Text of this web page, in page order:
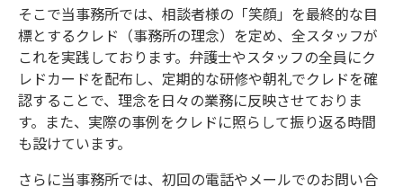
そこで当事務所では、相談者様の「笑顔」を最終的な目
標とするクレド（事務所の理念）を定め、全スタッフが
これを実践しております。弁護士やスタッフの全員にク
レドカードを配布し、定期的な研修や朝礼でクレドを確
認することで、理念を日々の業務に反映させておりま
す。また、実際の事例をクレドに照らして振り返る時間
も設けています。
さらに当事務所では、初回の電話やメールでのお問い合